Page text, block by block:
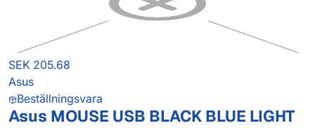
SEK 205.68
Asus
Beställningsvara
Asus MOUSE USB BLACK BLUE LIGHT